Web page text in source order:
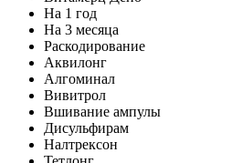
На 1 год
На 3 месяца
Раскодирование
Аквилонг
Алгоминал
Вивитрол
Вшивание ампулы
Дисульфирам
Налтрексон